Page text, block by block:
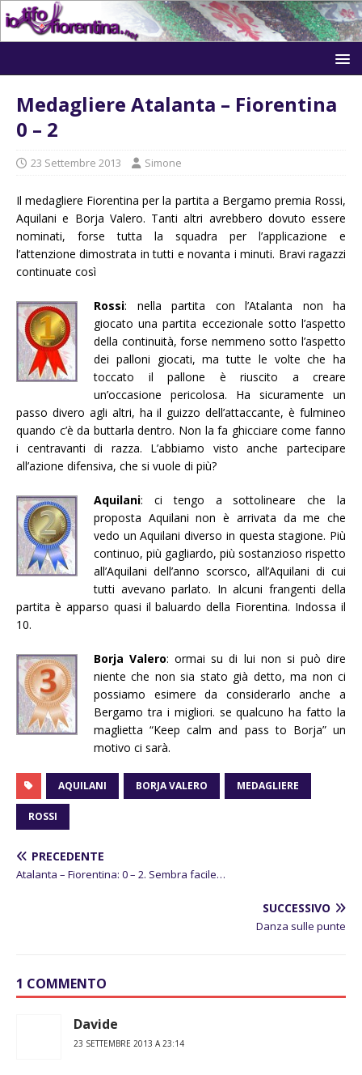
Medagliere Atalanta – Fiorentina
0 – 2
23 Settembre 2013 Simone
Il medagliere Fiorentina per la partita a Bergamo premia Rossi,
Aquilani e Borja Valero. Tanti altri avrebbero dovuto essere
nominati, forse tutta la squadra per l’applicazione e
l’attenzione dimostrata in tutti e novanta i minuti. Bravi ragazzi
continuate così
Rossi: nella partita con l’Atalanta non ha
giocato una partita eccezionale sotto l’aspetto
della continuità, forse nemmeno sotto l’aspetto
dei palloni giocati, ma tutte le volte che ha
toccato il pallone è riuscito a creare
un’occasione pericolosa. Ha sicuramente un
passo divero agli altri, ha il guizzo dell’attaccante, è fulmineo
quando c’è da buttarla dentro. Non la fa ghicciare come fanno
i centravanti di razza. L’abbiamo visto anche partecipare
all’azione difensiva, che si vuole di più?
Aquilani: ci tengo a sottolineare che la
proposta Aquilani non è arrivata da me che
vedo un Aquilani diverso in questa stagione. Più
continuo, più gagliardo, più sostanzioso rispetto
all’Aquilani dell’anno scorsco, all’Aquilani di cui
tutti avevano parlato. In alcuni frangenti della
partita è apparso quasi il baluardo della Fiorentina. Indossa il
10.
Borja Valero: ormai su di lui non si può dire
niente che non sia stato già detto, ma non ci
possiamo esimere da considerarlo anche a
Bergamo tra i migliori. se qualcuno ha fatto la
maglietta “Keep calm and pass to Borja” un
motivo ci sarà.
AQUILANI BORJA VALERO MEDAGLIERE
ROSSI
PRECEDENTE
Atalanta – Fiorentina: 0 – 2. Sembra facile…
SUCCESSIVO
Danza sulle punte
1 COMMENTO
Davide
23 SETTEMBRE 2013 A 23:14